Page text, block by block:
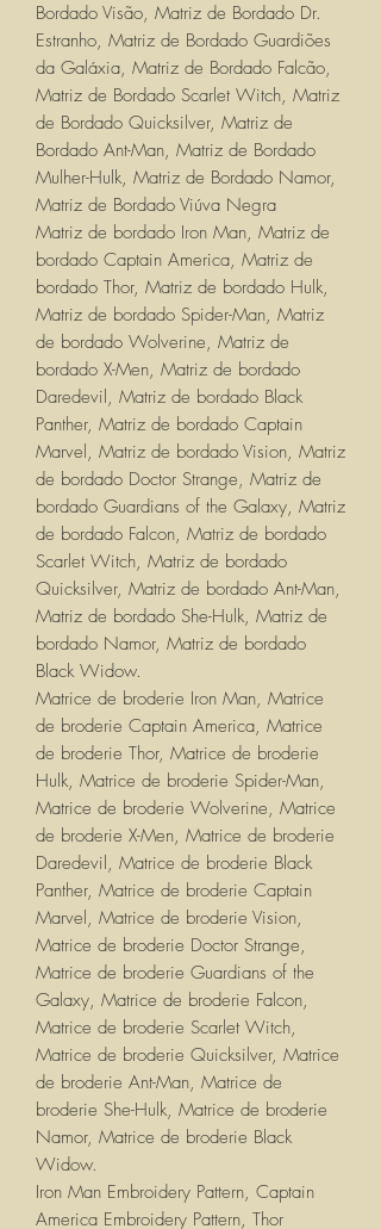
Bordado Visão, Matriz de Bordado Dr.
Estranho, Matriz de Bordado Guardiões
da Galáxia, Matriz de Bordado Falcão,
Matriz de Bordado Scarlet Witch, Matriz
de Bordado Quicksilver, Matriz de
Bordado Ant-Man, Matriz de Bordado
Mulher-Hulk, Matriz de Bordado Namor,
Matriz de Bordado Viúva Negra
Matriz de bordado Iron Man, Matriz de
bordado Captain America, Matriz de
bordado Thor, Matriz de bordado Hulk,
Matriz de bordado Spider-Man, Matriz
de bordado Wolverine, Matriz de
bordado X-Men, Matriz de bordado
Daredevil, Matriz de bordado Black
Panther, Matriz de bordado Captain
Marvel, Matriz de bordado Vision, Matriz
de bordado Doctor Strange, Matriz de
bordado Guardians of the Galaxy, Matriz
de bordado Falcon, Matriz de bordado
Scarlet Witch, Matriz de bordado
Quicksilver, Matriz de bordado Ant-Man,
Matriz de bordado She-Hulk, Matriz de
bordado Namor, Matriz de bordado
Black Widow.
Matrice de broderie Iron Man, Matrice
de broderie Captain America, Matrice
de broderie Thor, Matrice de broderie
Hulk, Matrice de broderie Spider-Man,
Matrice de broderie Wolverine, Matrice
de broderie X-Men, Matrice de broderie
Daredevil, Matrice de broderie Black
Panther, Matrice de broderie Captain
Marvel, Matrice de broderie Vision,
Matrice de broderie Doctor Strange,
Matrice de broderie Guardians of the
Galaxy, Matrice de broderie Falcon,
Matrice de broderie Scarlet Witch,
Matrice de broderie Quicksilver, Matrice
de broderie Ant-Man, Matrice de
broderie She-Hulk, Matrice de broderie
Namor, Matrice de broderie Black
Widow.
Iron Man Embroidery Pattern, Captain
America Embroidery Pattern, Thor